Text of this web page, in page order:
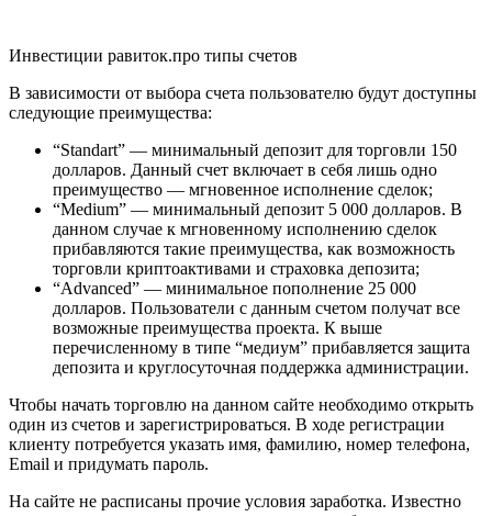
Инвестиции равиток.про типы счетов
В зависимости от выбора счета пользователю будут доступны
следующие преимущества:
“Standart” — минимальный депозит для торговли 150
долларов. Данный счет включает в себя лишь одно
преимущество — мгновенное исполнение сделок;
“Medium” — минимальный депозит 5 000 долларов. В
данном случае к мгновенному исполнению сделок
прибавляются такие преимущества, как возможность
торговли криптоактивами и страховка депозита;
“Advanced” — минимальное пополнение 25 000
долларов. Пользователи с данным счетом получат все
возможные преимущества проекта. К выше
перечисленному в типе “медиум” прибавляется защита
депозита и круглосуточная поддержка администрации.
Чтобы начать торговлю на данном сайте необходимо открыть
один из счетов и зарегистрироваться. В ходе регистрации
клиенту потребуется указать имя, фамилию, номер телефона,
Email и придумать пароль.
На сайте не расписаны прочие условия заработка. Известно